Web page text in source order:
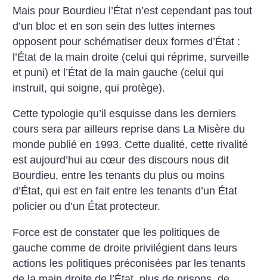
Mais pour Bourdieu l’État n’est cependant pas tout
d’un bloc et en son sein des luttes internes
opposent pour schématiser deux formes d’État :
l’État de la main droite (celui qui réprime, surveille
et puni) et l’État de la main gauche (celui qui
instruit, qui soigne, qui protège).
Cette typologie qu’il esquisse dans les derniers
cours sera par ailleurs reprise dans La Misère du
monde publié en 1993. Cette dualité, cette rivalité
est aujourd’hui au cœur des discours nous dit
Bourdieu, entre les tenants du plus ou moins
d’État, qui est en fait entre les tenants d’un État
policier ou d’un État protecteur.
Force est de constater que les politiques de
gauche comme de droite privilégient dans leurs
actions les politiques préconisées par les tenants